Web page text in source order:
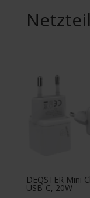
DEQSTER Mini
USB-C, 20W